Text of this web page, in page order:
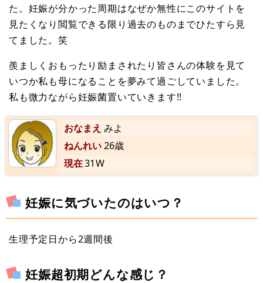
た。妊娠が分かった周期はなぜか無性にこのサイトを
見たくなり閲覧できる限り過去のものまでひたすら見
てました。笑
羨ましくおもったり励まされたり皆さんの体験を見て
いつか私も母になることを夢みて過ごしていました。
私も微力ながら妊娠菌置いていきます!!
おなまえ みよ
ねんれい26歳
現在31W
妊娠に気づいたのはいつ？
生理予定日から2週間後
妊娠超初期どんな感じ？